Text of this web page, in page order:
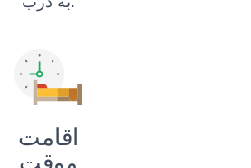
اقامت